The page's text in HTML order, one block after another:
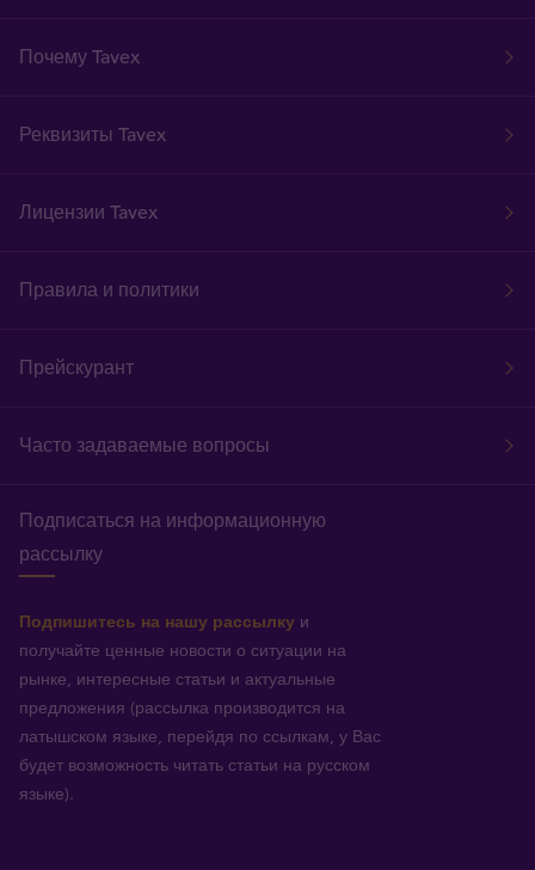
Почему Tavex
Реквизиты Tavex
Лицензии Tavex
Правила и политики
Прейскурант
Часто задаваемые вопросы
Подписаться на информационную
рассылку
Подпишитесь на нашу рассылку и
получайте ценные новости о ситуации на
рынке, интересные статьи и актуальные
предложения (рассылка производится на
латышском языке, перейдя по ссылкам, у Вас
будет возможность читать статьи на русском
языке).